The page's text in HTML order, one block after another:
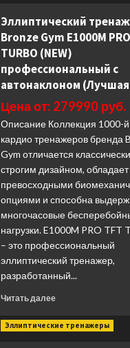
Эллиптический
Bronze Gym E1000M
TURBO (NEW)
профессиональный с
автонаклоном
Цена от: 279990 руб.
Описание Коллекция 1000-
кардио тренажеров бренда
Gym отличается
строгим дизайном, обладает
превосходными
опциями и способна
многочасовые
нагрузки. E1000M PRO TFT
– это профессиональный
эллиптический тренажер,
разработанный...
Читать далееПрочитать
о
Эллиптические тренажеры